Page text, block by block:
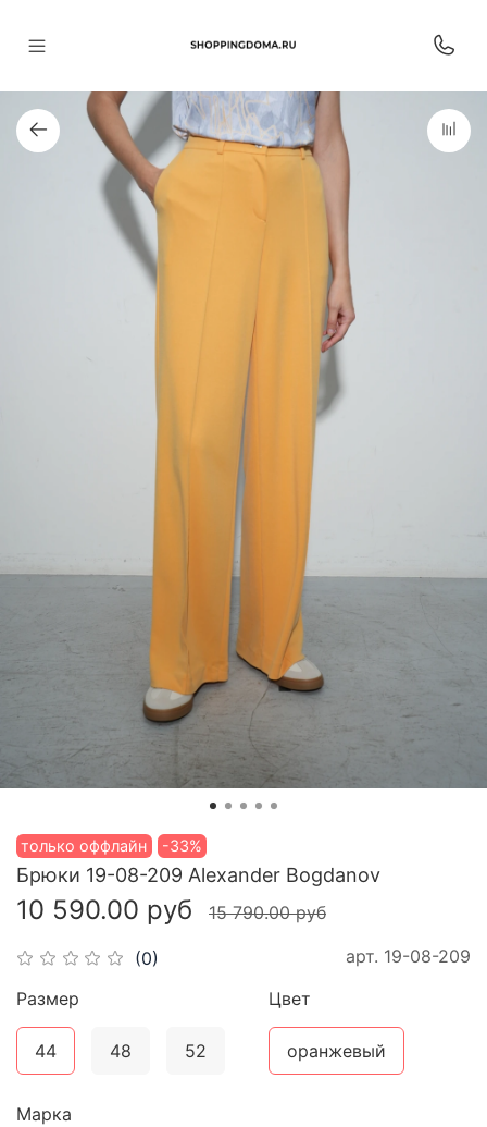
только оффлайн -33%
(0) арт. 19-08-209
Брюки 19-08-209 Alexander Bogdanov
10 590.00 руб 15 790.00 руб
Размер
44 48 52
Цвет
оранжевый
Марка